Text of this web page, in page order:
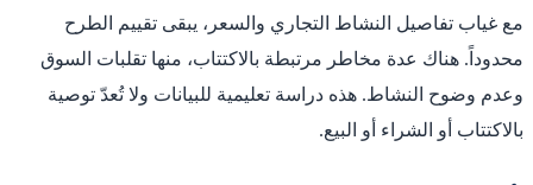
مع غياب تفاصيل النشاط التجاري والسعر، يبقى تقييم الطرح
محدوداً. هناك عدة مخاطر مرتبطة بالاكتتاب، منها تقلبات السوق
وعدم وضوح النشاط. هذه دراسة تعليمية للبيانات ولا تُعدّ توصية
بالاكتتاب أو الشراء أو البيع.